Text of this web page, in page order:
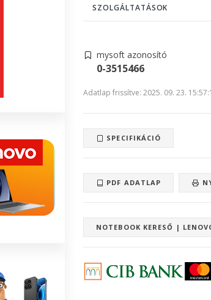
SZOLGÁLTATÁSOK
mysoft azonosító
0-3515466
Adatlap frissítve: 2025. 09. 23.
SPECIFIKÁCIÓ
PDF ADATLAP
NOTEBOOK KERESŐ |